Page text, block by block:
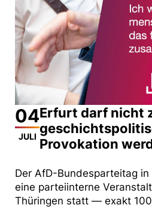
04
JULI
Erfurt darf nicht
Provokation
Der AfD-Bundesparteitag
eine parteiinterne
Thüringen statt — exakt